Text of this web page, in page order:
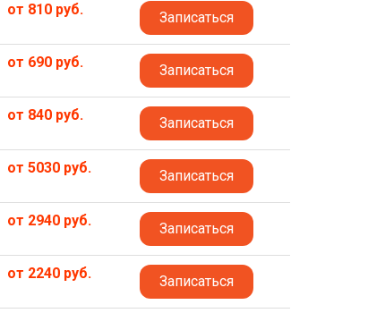
от 810 руб. Записаться
от 690 руб. Записаться
от 840 руб. Записаться
от 5030 руб. Записаться
от 2940 руб. Записаться
от 2240 руб. Записаться